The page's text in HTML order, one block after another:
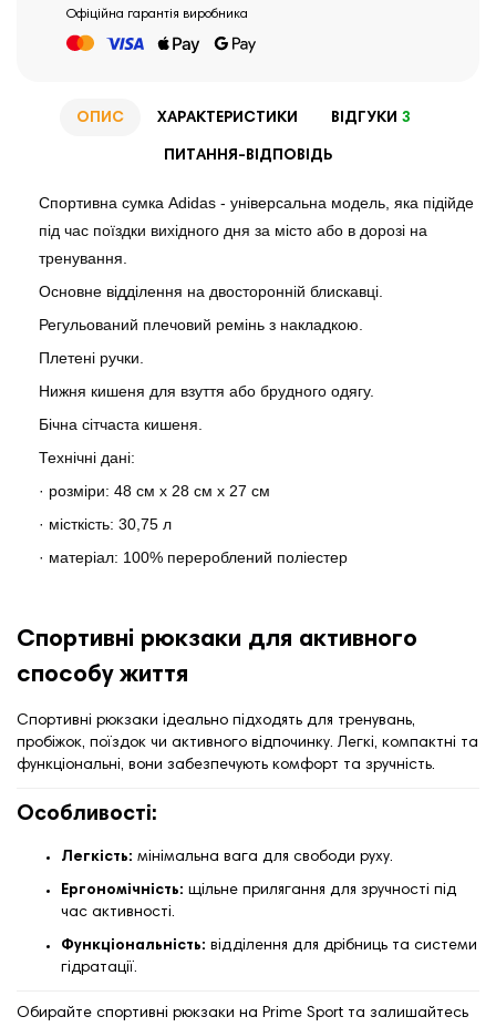
Офіційна гарантія виробника
ОПИС ХАРАКТЕРИСТИКИ ВІДГУКИ 3
ПИТАННЯ-ВІДПОВІДЬ
Спортивна сумка Adidas - універсальна модель, яка підійде
під час поїздки вихідного дня за місто або в дорозі на
тренування.
Основне відділення на двосторонній блискавці.
Регульований плечовий ремінь з накладкою.
Плетені ручки.
Нижня кишеня для взуття або брудного одягу.
Бічна сітчаста кишеня.
Технічні дані:
· розміри: 48 см х 28 см х 27 см
· місткість: 30,75 л
· матеріал: 100% перероблений поліестер
Спортивні рюкзаки для активного
способу життя
Спортивні рюкзаки ідеально підходять для тренувань,
пробіжок, поїздок чи активного відпочинку. Легкі, компактні та
функціональні, вони забезпечують комфорт та зручність.
Особливості:
Легкість: мінімальна вага для свободи руху.
Ергономічність: щільне прилягання для зручності під
час активності.
Функціональність: відділення для дрібниць та системи
гідратації.
Обирайте спортивні рюкзаки на Prime Sport та залишайтесь